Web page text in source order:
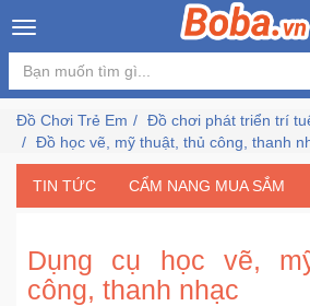
×
Đăng
nhập
Trang
Chủ
Đồ Chơi Trẻ Em
Đồ chơi phát triển trí
Đồ học vẽ, mỹ thuật, thủ công, thanh
TIN TỨC CẨM NANG MUA SẮM
Dụng cụ học vẽ,
công, thanh nhạc